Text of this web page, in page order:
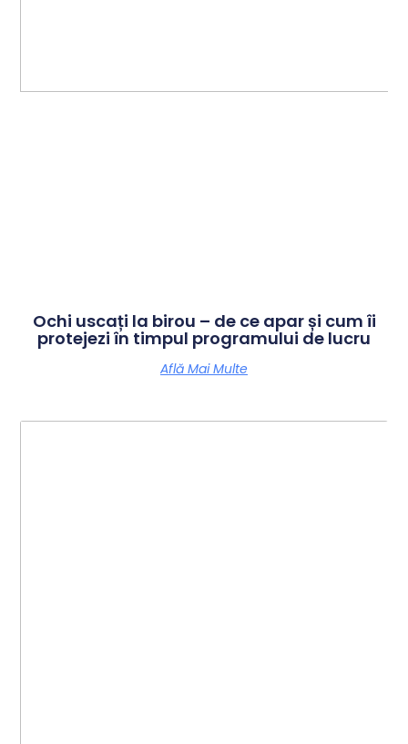
Ochi uscați la birou – de ce apar și cum îi
protejezi în timpul programului de lucru
Află Mai Multe